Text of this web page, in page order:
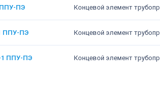
ППУ-ПЭ Концевой элемент
ППУ-ПЭ Концевой элемент
1 ППУ-ПЭ Концевой элемент